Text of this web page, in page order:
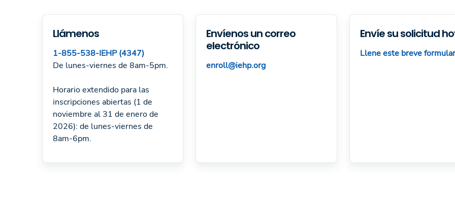
Llámenos
1-855-538-IEHP (4347)
De lunes-viernes de 8am-5pm.
Horario extendido para las
inscripciones abiertas (1 de
noviembre al 31 de enero de
2026): de lunes-viernes de
8am-6pm.
Envíenos un correo
electrónico
enroll@iehp.org
Envíe su solicitud
Llene este breve